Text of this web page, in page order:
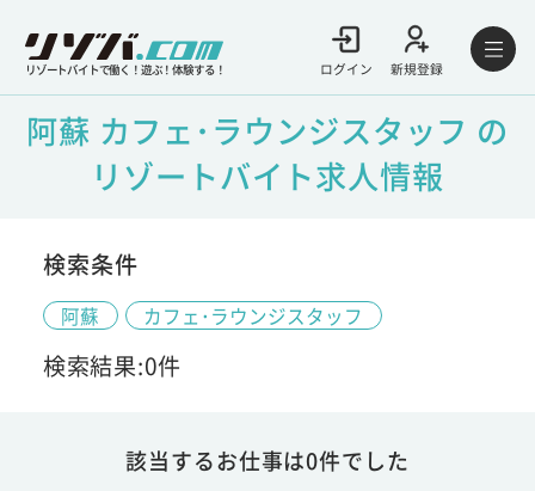
リゾートバイトで働く！遊ぶ！体験する！ ログイン 新規登録
阿蘇 カフェ･ラウンジスタッフ の
リゾートバイト求人情報
検索条件
阿蘇 カフェ･ラウンジスタッフ
検索結果:0件
該当するお仕事は0件でした